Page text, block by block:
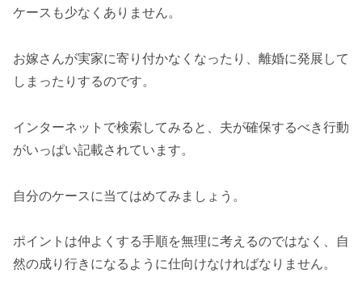
ケースも少なくありません。
お嫁さんが実家に寄り付かなくなったり、離婚に発展して
しまったりするのです。
インターネットで検索してみると、夫が確保するべき行動
がいっぱい記載されています。
自分のケースに当てはめてみましょう。
ポイントは仲よくする手順を無理に考えるのではなく、自
然の成り行きになるように仕向けなければなりません。